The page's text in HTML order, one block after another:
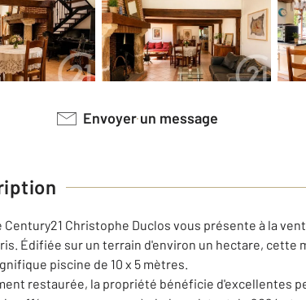
Envoyer un message
Century21 Christophe Duclos vous présente à la
Édifiée sur un terrain d'environ un hectare, cette
piscine de 10 x 5 mètres.
restaurée, la propriété bénéficie d'excellentes